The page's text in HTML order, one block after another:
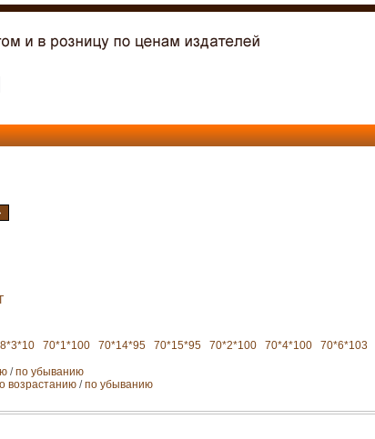
70*1*100 70*14*95 70*15*95 70*2*100 70*4*100 70*6*103
/по убыванию
возрастанию /по убыванию